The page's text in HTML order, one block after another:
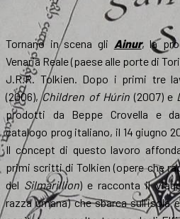
Tornano in scena gli Ainur, la
Venaria Reale (paese alle porte di
J.R.R. Tolkien. Dopo i primi tre
(2006),Children of Húrin (2007) e
prodotti da Beppe Crovella e
catalogo prog italiano, il 14 giugno
Il concept di questo lavoro
primi scritti di Tolkien (opere che
del Silmarillion) e racconta il
razza umana) che sbarca sull’isola